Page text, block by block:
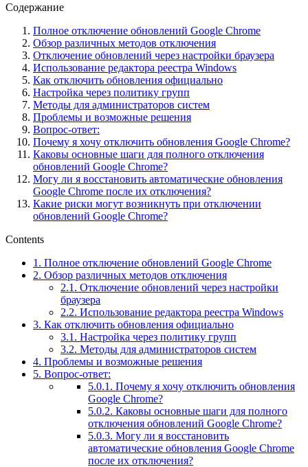
Содержание
Полное отключение обновлений Google Chrome
Обзор различных методов отключения
Отключение обновлений через настройки браузера
Использование редактора реестра Windows
Как отключить обновления официально
Настройка через политику групп
Методы для администраторов систем
Проблемы и возможные решения
Вопрос-ответ:
Почему я хочу отключить обновления Google Chrome?
Каковы основные шаги для полного отключения
обновлений Google Chrome?
Могу ли я восстановить автоматические обновления
Google Chrome после их отключения?
Какие риски могут возникнуть при отключении
обновлений Google Chrome?
Contents
1. Полное отключение обновлений Google Chrome
2. Обзор различных методов отключения
2.1. Отключение обновлений через настройки
браузера
2.2. Использование редактора реестра Windows
3. Как отключить обновления официально
3.1. Настройка через политику групп
3.2. Методы для администраторов систем
4. Проблемы и возможные решения
5. Вопрос-ответ:
5.0.1. Почему я хочу отключить обновления
Google Chrome?
5.0.2. Каковы основные шаги для полного
отключения обновлений Google Chrome?
5.0.3. Могу ли я восстановить
автоматические обновления Google Chrome
после их отключения?